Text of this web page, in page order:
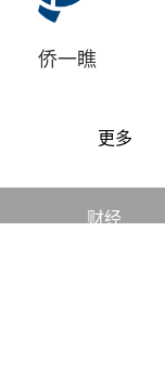
侨一瞧
更多
财经